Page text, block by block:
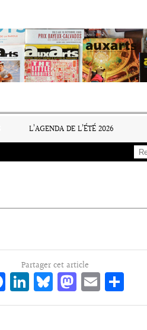
L’AGENDA DE L’ÉTÉ 2026
Partager cet article
Fa
ce
Li
n
Bl
ue
M
as
E
m rt